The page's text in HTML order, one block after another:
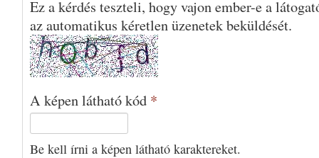
Ez a kérdés teszteli, hogy vajon ember-e a
az automatikus kéretlen üzenetek beküldését.
A képen látható kód *
Be kell írni a képen látható karaktereket.